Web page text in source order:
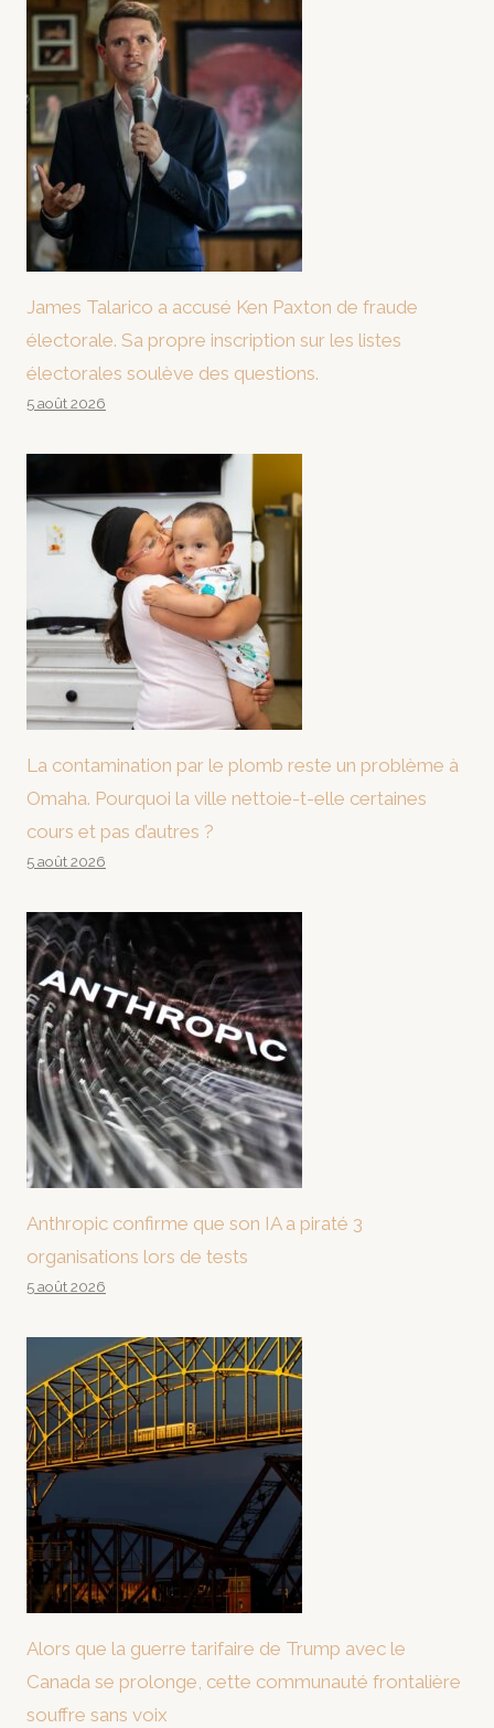
James Talarico a accusé Ken Paxton de fraude
électorale. Sa propre inscription sur les listes
électorales soulève des questions.
5 août 2026
La contamination par le plomb reste un problème à
Omaha. Pourquoi la ville nettoie-t-elle certaines
cours et pas d’autres ?
5 août 2026
Anthropic confirme que son IA a piraté 3
organisations lors de tests
5 août 2026
Alors que la guerre tarifaire de Trump avec le
Canada se prolonge, cette communauté frontalière
souffre sans voix